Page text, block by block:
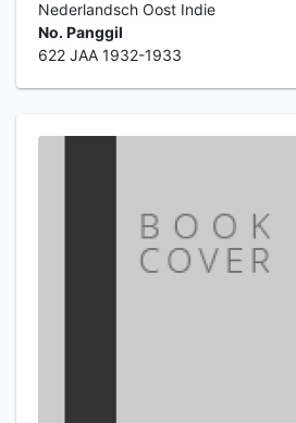
Nederlandsch Oost Indie
No. Panggil
622 JAA 1932-1933